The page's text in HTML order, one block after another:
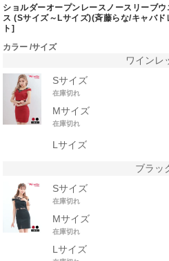
ショルダーオープンレースノースリーブ
ス (Sサイズ～Lサイズ)(斉藤らな/キャバ
ト]
カラー サイズ
ワインレ
Sサイズ
在庫切れ
Mサイズ
在庫切れ
Lサイズ
ブラッ
Sサイズ
在庫切れ
Mサイズ
在庫切れ
Lサイズ